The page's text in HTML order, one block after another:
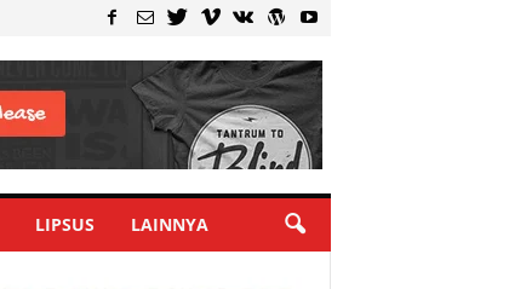
LIPSUS LAINNYA